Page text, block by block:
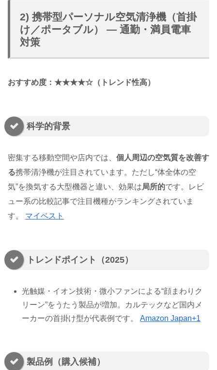
2) 携帯型パーソナル空気清浄機（首掛
け／ポータブル） — 通勤・満員電車
対策
おすすめ度：★★★★☆（トレンド性高）
科学的背景
密集する移動空間や店内では、 個人周辺の空気質を改善す
る携帯清浄機が注目されています。ただし“体全体の空
気”を換気する大型機器と違い、効果は局所的です。レビ
ュー系の比較記事で注目機種がランキングされていま
す。 マイベスト
トレンドポイント（2025）
光触媒・イオン技術・微小ファンによる“顔まわりク
リーン”をうたう製品が増加。カルテックなど国内メ
ーカーの首掛け型が代表例です。Amazon Japan+1
製品例（購入候補）